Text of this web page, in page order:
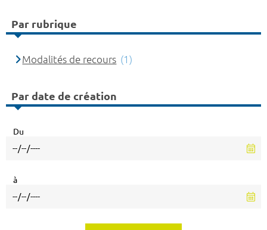
Par rubrique
Modalités de recours (1)
Par date de création
Du
à